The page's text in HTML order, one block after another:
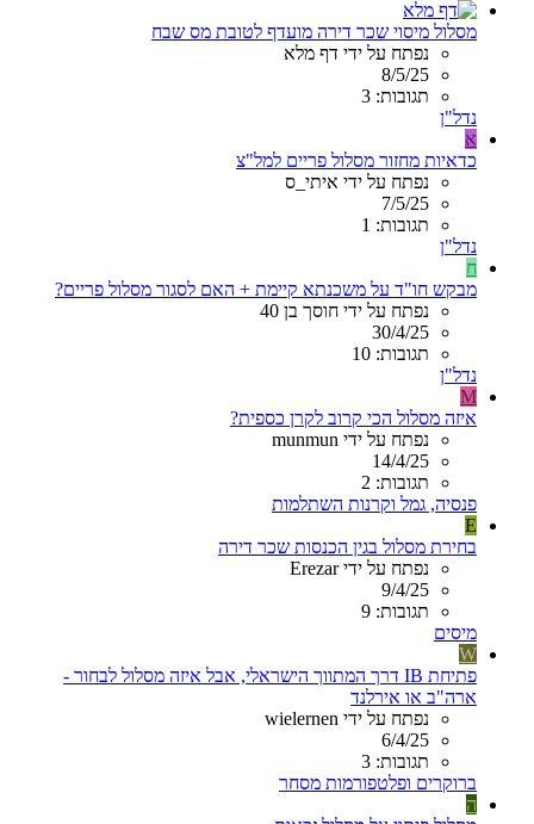
מסלול מיסוי שכר דירה מועדף לטובת מס שבח
נפתח על ידי דף מלא
8/5/25
תגובות: 3
נדל"ן
א
כדאיות מחזור מסלול פריים למל"צ
נפתח על ידי איתי_ס
7/5/25
תגובות: 1
נדל"ן
ח
מבקש חו"ד על משכנתא קיימת + האם לסגור מסלול פריים?
נפתח על ידי חוסך בן 40
30/4/25
תגובות: 10
נדל"ן
M
איזה מסלול הכי קרוב לקרן כספית?
נפתח על ידי munmun
14/4/25
תגובות: 2
פנסיה, גמל וקרנות השתלמות
E
בחירת מסלול בגין הכנסות שכר דירה
נפתח על ידי Erezar
9/4/25
תגובות: 9
מיסים
W
פתיחת IB דרך המתווך הישראלי, אבל איזה מסלול לבחור -
ארה"ב או אירלנד
נפתח על ידי wielernen
6/4/25
תגובות: 3
ברוקרים ופלטפורמות מסחר
ה